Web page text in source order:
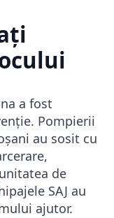
a fost
Pompierii
au sosit cu
de
SAJ au
ajutor.